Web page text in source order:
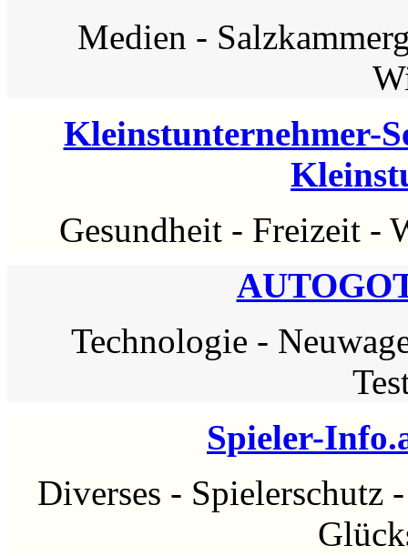
Medien -
Kleinstunternehmer-
Gesundheit - Freizeit -
Technologie -
Spieler-
Diverses - Spielerschutz